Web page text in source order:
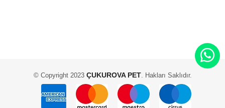
© Copyright 2023ÇUKUROVA PET. Hakları Saklıdır.